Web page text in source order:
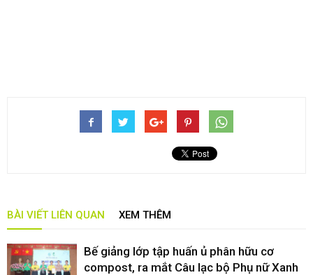
BÀI VIẾT LIÊN QUAN XEM THÊM
Bế giảng lớp tập huấn ủ phân hữu cơ
compost, ra mắt Câu lạc bộ Phụ nữ Xanh